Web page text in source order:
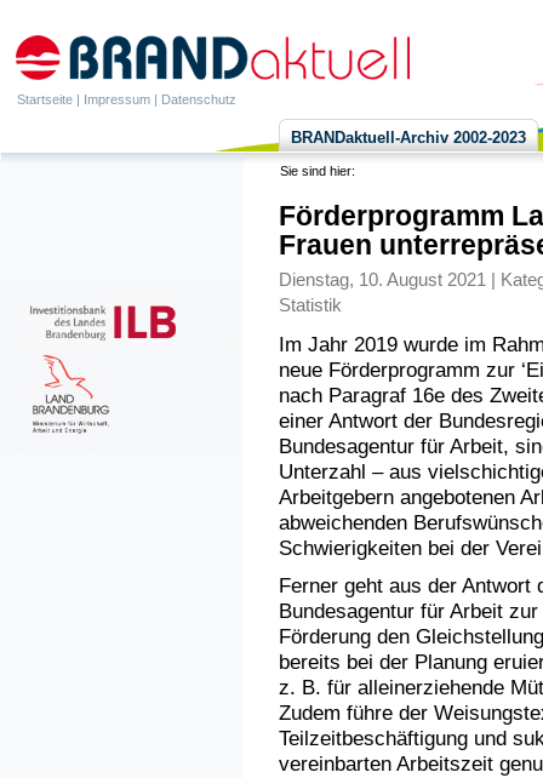
Startseite | Impressum | Datenschutz
BRANDaktuell-Archiv 2002-2023
Sie sind hier:
Förderprogramm
Frauen
Dienstag, 10. August 2021 |
Statistik
Im Jahr 2019 wurde im
neue Förderprogramm zur
nach Paragraf 16e des
einer Antwort der
Bundesagentur für Arbeit,
Unterzahl – aus
Arbeitgebern angebotenen
abweichenden
Schwierigkeiten bei der
Ferner geht aus der Antwort
Bundesagentur für Arbeit
Förderung den
bereits bei der Planung
z. B. für alleinerziehende
Zudem führe der
Teilzeitbeschäftigung und
vereinbarten Arbeitszeit